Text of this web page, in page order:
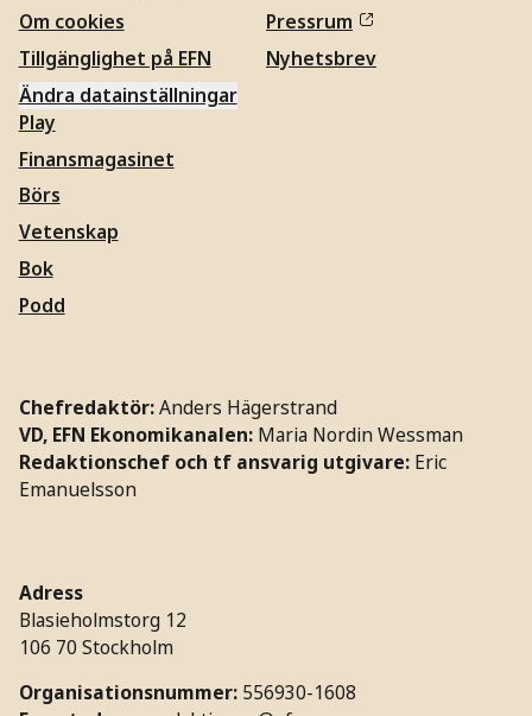
Om cookies
Tillgänglighet på EFN
Ändra datainställningar
Pressrum
Nyhetsbrev
Play
Finansmagasinet
Börs
Vetenskap
Bok
Podd
Chefredaktör:Anders Hägerstrand
VD, EFN Ekonomikanalen: Maria Nordin Wessman
Redaktionschef och tf ansvarig utgivare: Eric
Emanuelsson
Adress
Blasieholmstorg 12
106 70 Stockholm
Organisationsnummer: 556930-1608